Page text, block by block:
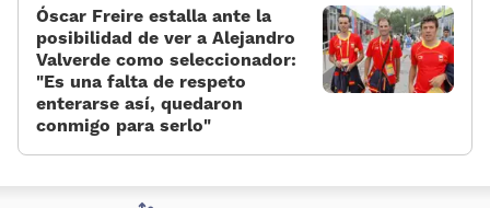
Óscar Freire estalla ante la
posibilidad de ver a Alejandro
Valverde como seleccionador:
«Es una falta de respeto
enterarse así, quedaron
conmigo para serlo»